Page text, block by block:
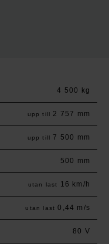
4 500 kg
upp till 2 757 mm
upp till 7 500 mm
500 mm
utan last 16 km/h
utan last 0,44 m/s
80 V